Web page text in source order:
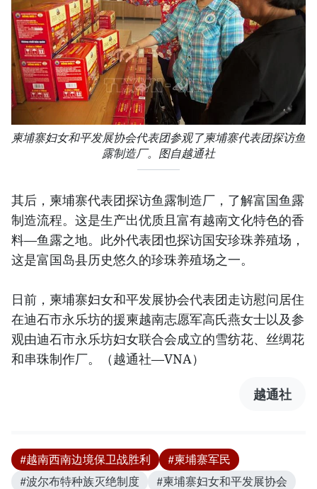
柬埔寨妇女和平发展协会代表团参观了柬埔寨代表团探访鱼
露制造厂。图自越通社
其后，柬埔寨代表团探访鱼露制造厂，了解富国鱼露
制造流程。这是生产出优质且富有越南文化特色的香
料—鱼露之地。此外代表团也探访国安珍珠养殖场，
这是富国岛县历史悠久的珍珠养殖场之一。
日前，柬埔寨妇女和平发展协会代表团走访慰问居住
在迪石市永乐坊的援柬越南志愿军高氏燕女士以及参
观由迪石市永乐坊妇女联合会成立的雪纺花、丝绸花
和串珠制作厂。（越通社—VNA）
越通社
#越南西南边境保卫战胜利
#柬埔寨军民
#波尔布特种族灭绝制度
#柬埔寨妇女和平发展协会